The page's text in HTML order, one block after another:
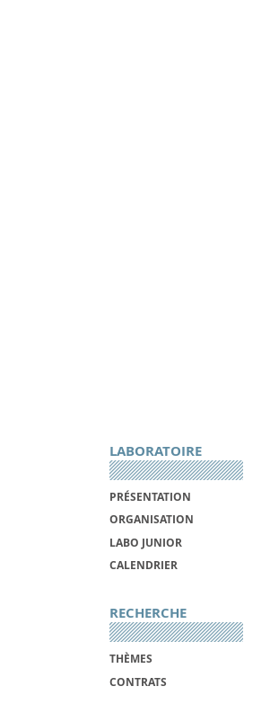
LABORATOIRE
PRÉSENTATION
ORGANISATION
LABO JUNIOR
CALENDRIER
RECHERCHE
THÈMES
CONTRATS